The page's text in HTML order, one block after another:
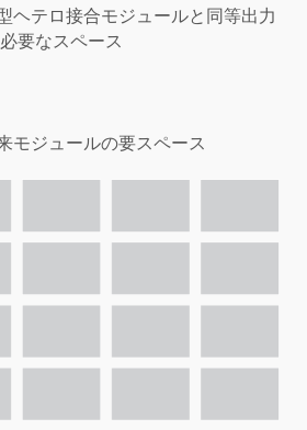
ヘテロ接合モジュールと同等出力
要なスペース
モジュールの要スペース